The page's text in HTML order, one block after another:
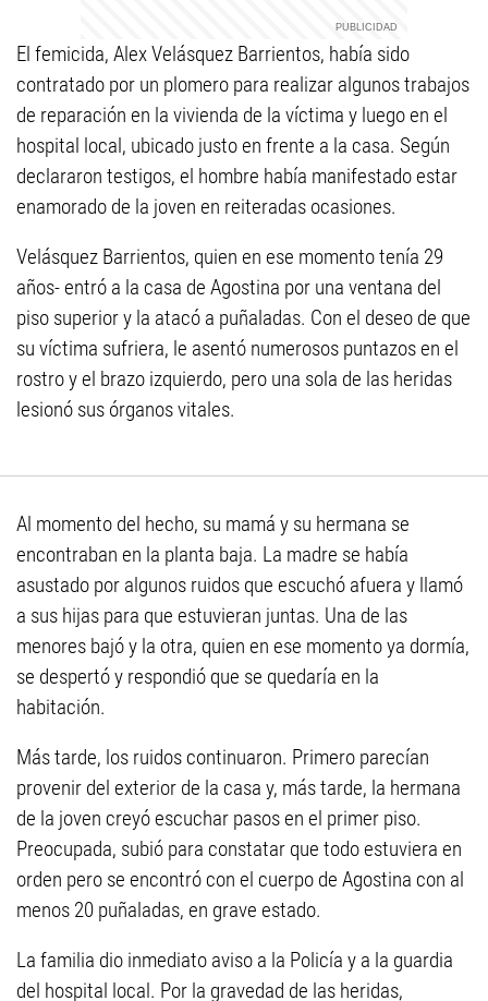
El femicida, Alex Velásquez Barrientos, había sido
contratado por un plomero para realizar algunos trabajos
de reparación en la vivienda de la víctima y luego en el
hospital local, ubicado justo en frente a la casa. Según
declararon testigos, el hombre había manifestado estar
enamorado de la joven en reiteradas ocasiones.
Velásquez Barrientos, quien en ese momento tenía 29
años- entró a la casa de Agostina por una ventana del
piso superior y la atacó a puñaladas. Con el deseo de que
su víctima sufriera, le asentó numerosos puntazos en el
rostro y el brazo izquierdo, pero una sola de las heridas
lesionó sus órganos vitales.
Al momento del hecho, su mamá y su hermana se
encontraban en la planta baja. La madre se había
asustado por algunos ruidos que escuchó afuera y llamó
a sus hijas para que estuvieran juntas. Una de las
menores bajó y la otra, quien en ese momento ya dormía,
se despertó y respondió que se quedaría en la
habitación.
Más tarde, los ruidos continuaron. Primero parecían
provenir del exterior de la casa y, más tarde, la hermana
de la joven creyó escuchar pasos en el primer piso.
Preocupada, subió para constatar que todo estuviera en
orden pero se encontró con el cuerpo de Agostina con al
menos 20 puñaladas, en grave estado.
La familia dio inmediato aviso a la Policía y a la guardia
del hospital local. Por la gravedad de las heridas,